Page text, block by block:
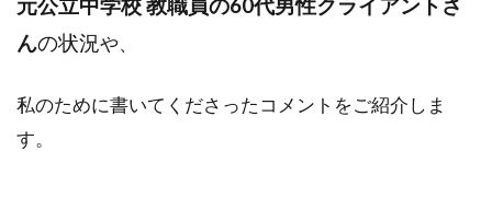
元公立中学校 教職員の60代男性クライアントさ
んの状況や、
私のために書いてくださったコメントをご紹介しま
す。